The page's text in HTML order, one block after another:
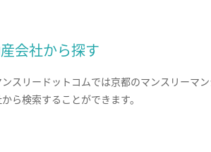
会社から探す
スリードットコムでは京都のマンスリーマ
ら検索することができます。